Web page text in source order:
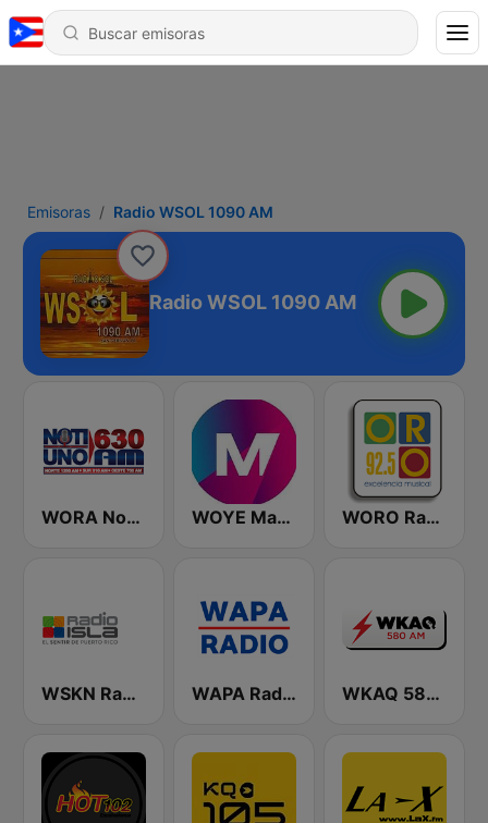
Emisoras Radio WSOL 1090 AM
Radio WSOL 1090 AM
WORA Noti Uno 630 AM WOYE Magic 97.3 FM WORO Radio Oro 92.5 FM
WSKN Radio Isla 1320 AM WAPA Radio WKAQ 580 AM